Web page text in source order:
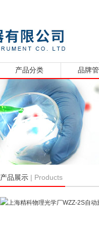
产品分类 品牌
产品展示 | Products